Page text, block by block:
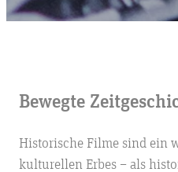
Bewegte
Historische Filme sind ein
kulturellen Erbes – als